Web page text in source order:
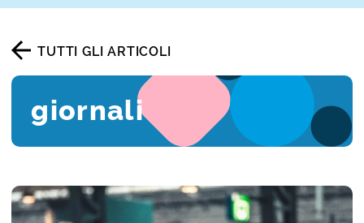
TUTTI GLI ARTICOLI
giornali